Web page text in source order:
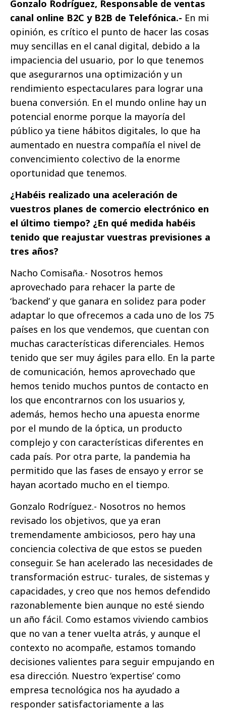
Gonzalo Rodríguez, Responsable de ventas
canal online B2C y B2B de Telefónica.- En mi
opinión, es crítico el punto de hacer las cosas
muy sencillas en el canal digital, debido a la
impaciencia del usuario, por lo que tenemos
que asegurarnos una optimización y un
rendimiento espectaculares para lograr una
buena conversión. En el mundo online hay un
potencial enorme porque la mayoría del
público ya tiene hábitos digitales, lo que ha
aumentado en nuestra compañía el nivel de
convencimiento colectivo de la enorme
oportunidad que tenemos.
¿Habéis realizado una aceleración de
vuestros planes de comercio electrónico en
el último tiempo? ¿En qué medida habéis
tenido que reajustar vuestras previsiones a
tres años?
Nacho Comisaña.- Nosotros hemos
aprovechado para rehacer la parte de
‘backend’ y que ganara en solidez para poder
adaptar lo que ofrecemos a cada uno de los 75
países en los que vendemos, que cuentan con
muchas características diferenciales. Hemos
tenido que ser muy ágiles para ello. En la parte
de comunicación, hemos aprovechado que
hemos tenido muchos puntos de contacto en
los que encontrarnos con los usuarios y,
además, hemos hecho una apuesta enorme
por el mundo de la óptica, un producto
complejo y con características diferentes en
cada país. Por otra parte, la pandemia ha
permitido que las fases de ensayo y error se
hayan acortado mucho en el tiempo.
Gonzalo Rodríguez.- Nosotros no hemos
revisado los objetivos, que ya eran
tremendamente ambiciosos, pero hay una
conciencia colectiva de que estos se pueden
conseguir. Se han acelerado las necesidades de
transformación estruc- turales, de sistemas y
capacidades, y creo que nos hemos defendido
razonablemente bien aunque no esté siendo
un año fácil. Como estamos viviendo cambios
que no van a tener vuelta atrás, y aunque el
contexto no acompañe, estamos tomando
decisiones valientes para seguir empujando en
esa dirección. Nuestro ‘expertise’ como
empresa tecnológica nos ha ayudado a
responder satisfactoriamente a las